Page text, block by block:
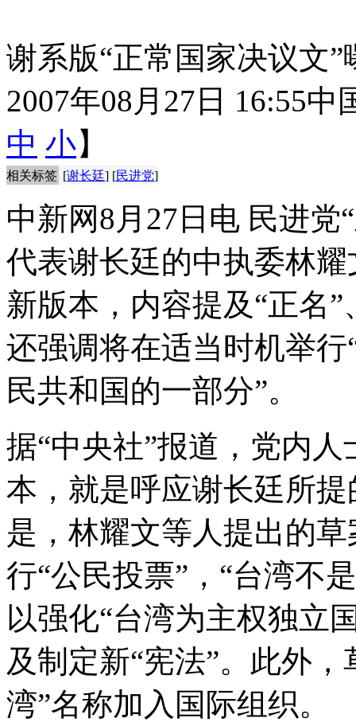
谢系版“正常国家决议文”
2007年08月27日 16:55中
中 小】
相关标签 [谢长廷] [民进党]
中新网8月27日电 民进党
代表谢长廷的中执委林
新版本，内容提及“正名
还强调将在适当时机举
民共和国的一部分”。
据“中央社”报道，党内
本，就是呼应谢长廷所
是，林耀文等人提出的
行“公民投票”，“台湾不
以强化“台湾为主权独立
及制定新“宪法”。此外
湾”名称加入国际组织。